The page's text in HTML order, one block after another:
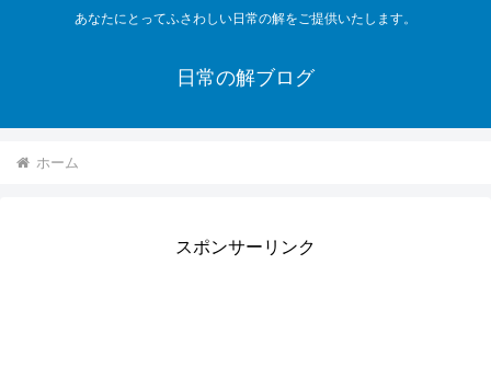
あなたにとってふさわしい日常の解をご提供いたします。
日常の解ブログ
ホーム
スポンサーリンク